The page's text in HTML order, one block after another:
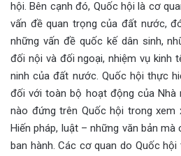
hội. Bên cạnh đó, Quốc hội là cơ
vấn đề quan trọng của đất nước,
những vấn đề quốc kế dân sinh,
đối nội và đối ngoại, nhiệm vụ kinh
ninh của đất nước. Quốc hội thực
đối với toàn bộ hoạt động của Nhà
nào đứng trên Quốc hội trong xem
Hiến pháp, luật – những văn bản
ban hành. Các cơ quan do Quốc